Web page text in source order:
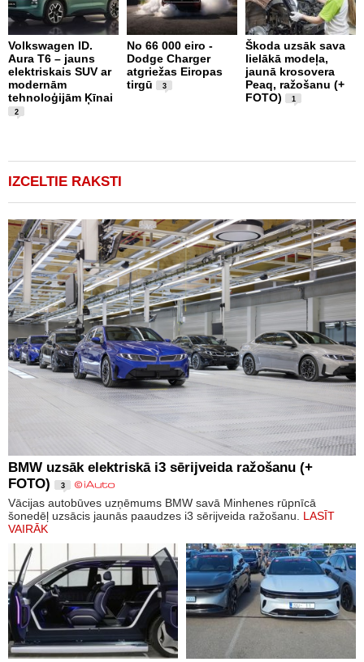
Volkswagen ID.
Aura T6 – jauns
elektriskais SUV ar
modernām
tehnoloģijām Ķīnai
2
No 66 000 eiro -
Dodge Charger
atgriežas Eiropas
tirgū
3
Škoda uzsāk sava
lielākā modeļa,
jaunā krosovera
Peaq, ražošanu (+
FOTO)
1
IZCELTIE RAKSTI
BMW uzsāk elektriskā i3 sērijveida ražošanu (+
FOTO)
3
Vācijas autobūves uzņēmums BMW savā Minhenes rūpnīcā
šonedēļ uzsācis jaunās paaudzes i3 sērijveida ražošanu. LASĪT
VAIRĀK